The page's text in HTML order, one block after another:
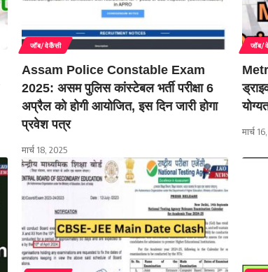
जॉब/वेकैंसी
Assam Police Constable Exam
2025: असम पुलिस कांस्टेबल भर्ती परीक्षा 6
अप्रैल को होगी आयोजित, इस दिन जारी होगा
प्रवेश पत्र
मार्च 18, 2025
जॉब/
मार्च